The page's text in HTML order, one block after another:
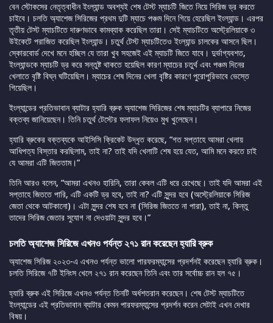
বেন স্টোকসের নেতৃত্বাধীন ইংল্যান্ড অবশ্যই শেষ টেস্ট ম্যাচটি জিতে নিয়ে সিরিজ ড্র করতে
চাইবে। চলতি অ্যাশেজ সিরিজের প্রথম দুটি ম্যাচে পঞ্চম দিনে গিয়ে হেরেছিল ইংল্যান্ড। এরপর
তৃতীয় টেস্ট ম্যাচটিতে দারুণভাবে কামব্যাক করেছিল তারা। সেই ম্যাচটিতে অস্ট্রেলিয়াকে ৩
উইকেটে পরাজিত করেছিল ইংল্যান্ড। চতুর্থ টেস্ট ম্যাচটিতেও ইংল্যান্ড চালকের আসনে ছিল।
স্কোরবোর্ড দেখে মনে হচ্ছিল যে তারা খুব সহজেই এই ম্যাচটি জিতে যাবে। দুর্ভাগ্যবশত,
ইংল্যান্ডকে ম্যাচটি ড্র করে সন্তুষ্ট থাকতে হয়েছিল কারণ ম্যাচের চতুর্থ এবং পঞ্চম দিনের
খেলাতে বৃষ্টি বিঘ্ন ঘটিয়েছিল। ম্যাচের শেষ দিনের খেলা বৃষ্টির কারণে পুরোপুরিভাবে ভেস্তে
গিয়েছিল।
ইংল্যান্ডের প্রতিভাবান ব্যাটার হ্যারি ব্রুক অ্যাশেজ সিরিজের শেষ ম্যাচটির ব্যাপারে নিজের
বক্তব্য জানিয়েছেন। তিনি চতুর্থ টেস্টের ফলাফল নিয়েও মুখ খুলেছেন।
হ্যারি ব্রুকের বক্তব্যকে আইসিসি ক্রিকেট উদ্ধৃত করেছে, “গত সপ্তাহে আমরা খেলায়
আধিপত্য বিস্তার করছিলাম, তাই না? তাই যদি খেলাটি শেষ হয়ে যেত, আমি মনে করতে চাই
যে আমরা এটি জিততাম।”
তিনি আরও বলেন, “আমরা এখনও হারিনি, তারা কেবল এটি ধরে রেখেছে। তাই যদি আমরা এই
সপ্তাহে জিততে পারি, এটি একটি ড্র হবে, তাই না? এটি সুন্দর হবে (অস্ট্রেলিয়াকে সিরিজ
জেতা থেকে আটকানো)। এটা সুন্দর শেষ হবে না (সিরিজ জিততে না পারা), তাই না, কিন্তু
তাদের সিরিজ জেতার সুযোগ না দেওয়াটা সুন্দর হবে।”
চলতি অ্যাশেজ সিরিজে এখনও পর্যন্ত ২৭১ রান করেছেন হ্যারি ব্রুক
অ্যাশেজ সিরিজ ২০২৩-এ এখনও পর্যন্ত ভালো পারফরম্যান্সের প্রদর্শনই করেছেন হ্যারি ব্রুক।
চলতি সিরিজে ৭টি ইনিংস খেলে ২৭১ রান করেছেন তিনি এবং তার সর্বোচ্চ রান হল ৭৫।
হ্যারি ব্রুক এই সিরিজে এখনও পর্যন্ত তিনটি অর্ধশতরান করেছেন। শেষ টেস্ট ম্যাচটিতে
ইংল্যান্ডের এই প্রতিভাবান ব্যাটার কেমন পারফরম্যান্সের প্রদর্শন করেন সেটাই এখন দেখার
বিষয়।